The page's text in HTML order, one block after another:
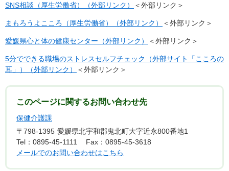
SNS相談（厚生労働省）（外部リンク） ＜外部リンク＞
まもろうよこころ（厚生労働省）（外部リンク） ＜外部リンク＞
愛媛県心と体の健康センター（外部リンク） ＜外部リンク＞
5分でできる職場のストレスセルフチェック（外部サイト「こころの
耳」）（外部リンク）
＜外部リンク＞
このページに関するお問い合わせ先
保健介護課
〒798-1395 愛媛県北宇和郡鬼北町大字近永800番地1
Tel：0895-45-1111
Fax：0895-45-3618
メールでのお問い合わせはこちら